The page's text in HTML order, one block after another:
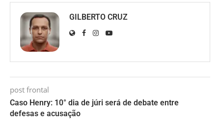
GILBERTO CRUZ
post frontal
Caso Henry: 10° dia de júri será de debate entre
defesas e acusação